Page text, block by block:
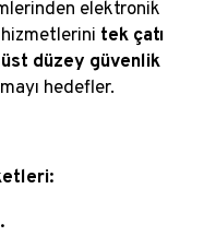
elektronik
tek çatı
üst düzey güvenlik
hedefler.